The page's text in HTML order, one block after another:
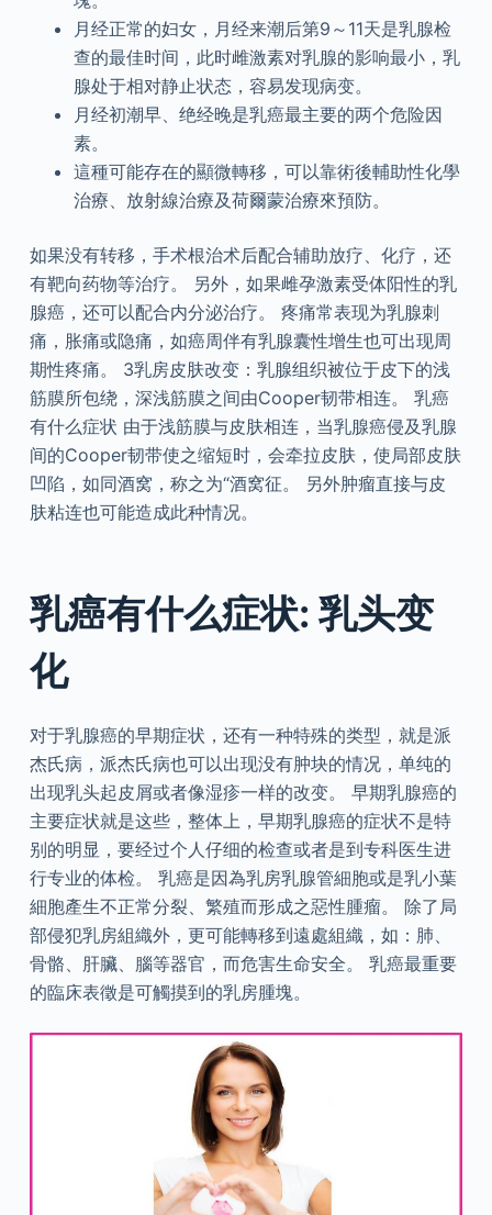
月经正常的妇女，月经来潮后第9～11天是乳腺检
查的最佳时间，此时雌激素对乳腺的影响最小，乳
腺处于相对静止状态，容易发现病变。
月经初潮早、绝经晚是乳癌最主要的两个危险因
素。
這種可能存在的顯微轉移，可以靠術後輔助性化學
治療、放射線治療及荷爾蒙治療來預防。
如果没有转移，手术根治术后配合辅助放疗、化疗，还
有靶向药物等治疗。 另外，如果雌孕激素受体阳性的乳
腺癌，还可以配合内分泌治疗。 疼痛常表现为乳腺刺
痛，胀痛或隐痛，如癌周伴有乳腺囊性增生也可出现周
期性疼痛。 3乳房皮肤改变：乳腺组织被位于皮下的浅
筋膜所包绕，深浅筋膜之间由Cooper韧带相连。 乳癌
有什么症状 由于浅筋膜与皮肤相连，当乳腺癌侵及乳腺
间的Cooper韧带使之缩短时，会牵拉皮肤，使局部皮肤
凹陷，如同酒窝，称之为“酒窝征。 另外肿瘤直接与皮
肤粘连也可能造成此种情况。
乳癌有什么症状: 乳头变
化
对于乳腺癌的早期症状，还有一种特殊的类型，就是派
杰氏病，派杰氏病也可以出现没有肿块的情况，单纯的
出现乳头起皮屑或者像湿疹一样的改变。 早期乳腺癌的
主要症状就是这些，整体上，早期乳腺癌的症状不是特
别的明显，要经过个人仔细的检查或者是到专科医生进
行专业的体检。 乳癌是因為乳房乳腺管細胞或是乳小葉
細胞產生不正常分裂、繁殖而形成之惡性腫瘤。 除了局
部侵犯乳房組織外，更可能轉移到遠處組織，如：肺、
骨骼、肝臟、腦等器官，而危害生命安全。 乳癌最重要
的臨床表徵是可觸摸到的乳房腫塊。